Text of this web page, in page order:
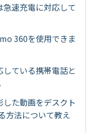
急速充電に対応して
360を使用できま
している携帯電話と
した動画をデスクト
方法について教え